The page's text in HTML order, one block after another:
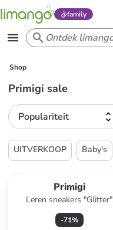
family
Shop
Primigi sale
Populariteit
UITVERKOOP Baby's
Primigi
Leren sneakers "Glitter"
zilverkleurig
-71%